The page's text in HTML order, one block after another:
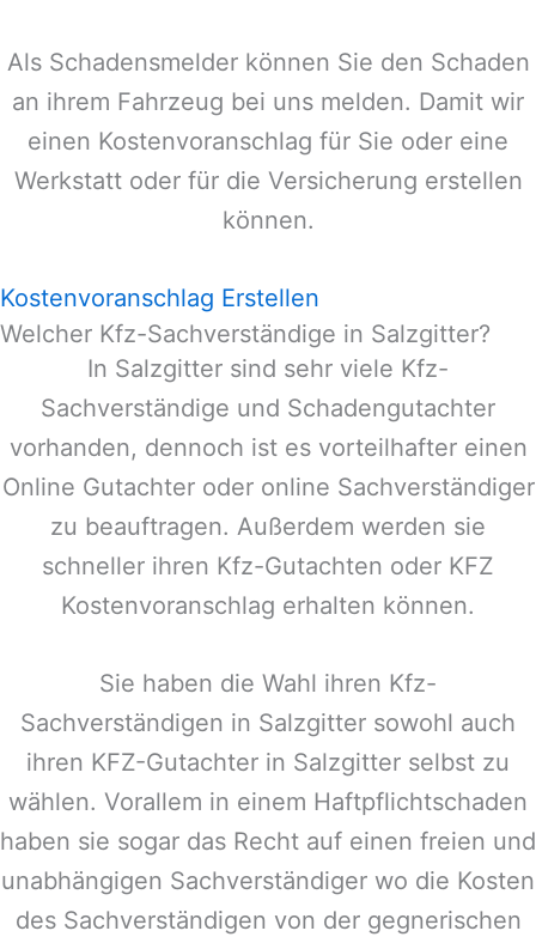
Als Schadensmelder können Sie den Schaden
an ihrem Fahrzeug bei uns melden. Damit wir
einen Kostenvoranschlag für Sie oder eine
Werkstatt oder für die Versicherung erstellen
können.
Kostenvoranschlag Erstellen
Welcher Kfz-Sachverständige in Salzgitter?
In Salzgitter sind sehr viele Kfz-
Sachverständige und Schadengutachter
vorhanden, dennoch ist es vorteilhafter einen
Online Gutachter oder online Sachverständiger
zu beauftragen. Außerdem werden sie
schneller ihren Kfz-Gutachten oder KFZ
Kostenvoranschlag erhalten können.
Sie haben die Wahl ihren Kfz-
Sachverständigen in Salzgitter sowohl auch
ihren KFZ-Gutachter in Salzgitter selbst zu
wählen. Vorallem in einem Haftpflichtschaden
haben sie sogar das Recht auf einen freien und
unabhängigen Sachverständiger wo die Kosten
des Sachverständigen von der gegnerischen